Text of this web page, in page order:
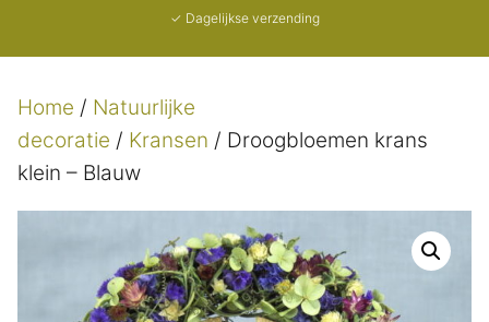
✓ Dagelijkse verzending
Home / Natuurlijke
decoratie / Kransen / Droogbloemen krans
klein – Blauw